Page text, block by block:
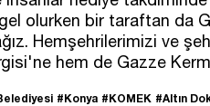
olurken bir taraftan da
Hemşehrilerimizi ve
hem de Gazze
#Konya #KOMEK #Altın